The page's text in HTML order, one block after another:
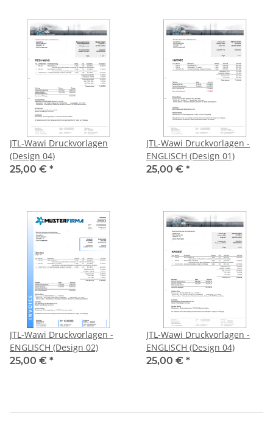
JTL-Wawi Druckvorlagen
(Design 04)
25,00 € *
JTL-Wawi Druckvorlagen -
ENGLISCH (Design 01)
25,00 € *
JTL-Wawi Druckvorlagen -
ENGLISCH (Design 02)
25,00 € *
JTL-Wawi Druckvorlagen -
ENGLISCH (Design 04)
25,00 € *